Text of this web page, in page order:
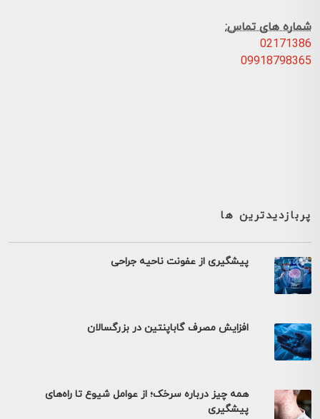
شماره های تماس:
02171386
09918798365
پربازدیدترین ها
پیشگیری از عفونت ناحیه جراحی
افزایش مصرف گاباپنتین در بزرگسالان
همه چیز درباره سرخک؛ از عوامل شیوع تا راه‌های
پیشگیری